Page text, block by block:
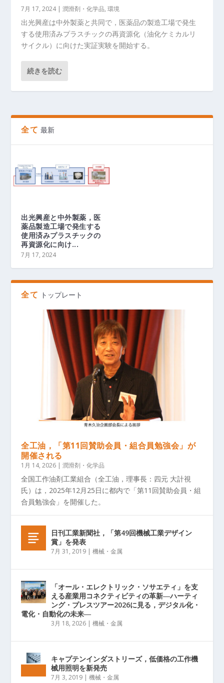
7月 17, 2024|潤滑剤・化学品,環境
出光興産は中外製薬と共同で，医薬品の製造工場で発生
する使用済みプラスチックの再資源化（油化ケミカルリ
サイクル）に向けた実証実験を開始する。
続きを読む
全て 最新
出光興産と中外製薬，医
薬品製造工場で発生する
使用済みプラスチックの
再資源化に向け...
7月 17, 2024
全て トップレート
全工油，「第11回賛助会員・組合員勉強会」が
開催される
1月 14, 2026 |潤滑剤・化学品
全国工作油剤工業組合（全工油，理事長：四元 大計視
氏）は，2025年12月25日に都内で「第11回賛助会員・組
合員勉強会」を開催した。
日刊工業新聞社，「第49回機械工業デザイン
賞」を発表
7月 31, 2019 |機械・金属
「オール・エレクトリック・ソサエティ」を支
える産業用コネクティビティの革新―ハーティ
ング・プレスツアー2026に見る，デジタル化・
電化・自動化の未来―
3月 18, 2026 |機械・金属
キャプテンインダストリーズ，低価格の工作機
械用照明を新発売
7月 3, 2019 |機械・金属